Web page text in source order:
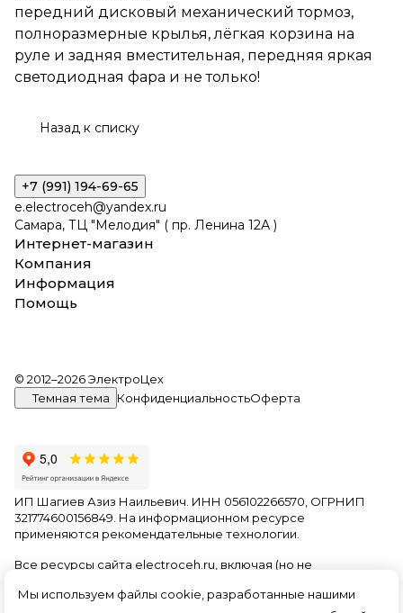
передний дисковый механический тормоз,
полноразмерные крылья, лёгкая корзина на
руле и задняя вместительная, передняя яркая
светодиодная фара и не только!
Назад к списку
Мы используем файлы cookie, разработанные нашими
+7 (991) 194-69-65
e.electroceh@yandex.ru
Самара, ТЦ "Мелодия" ( пр. Ленина 12А )
Интернет-магазин
Компания
Информация
Помощь
© 2012–2026 ЭлектроЦех
Темная тема
КонфиденциальностьОферта
ИП Шагиев Азиз Наильевич. ИНН 056102266570, ОГРНИП
321774600156849. На информационном ресурсе
применяются рекомендательные технологии
Все ресурсы сайта electroceh.ru, включая (но не
и видео информацию, структуру, дизайн и оформление